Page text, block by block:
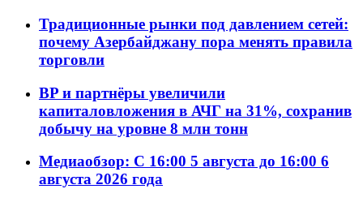
Традиционные рынки под давлением сетей:
почему Азербайджану пора менять правила
торговли
BP и партнёры увеличили
капиталовложения в АЧГ на 31%, сохранив
добычу на уровне 8 млн тонн
Медиаобзор: С 16:00 5 августа до 16:00 6
августа 2026 года